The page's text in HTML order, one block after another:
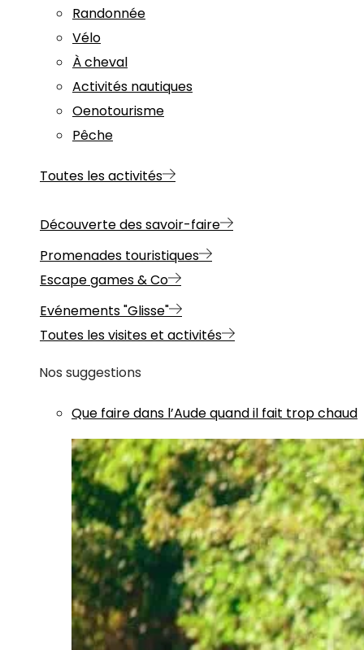
Randonnée
Vélo
À cheval
Activités nautiques
Oenotourisme
Pêche
Toutes les activités
Découverte des savoir-faire
Promenades touristiques
Escape games & Co
Evénements "Glisse"
Toutes les visites et activités
Nos suggestions
Que faire dans l’Aude quand il fait trop chaud